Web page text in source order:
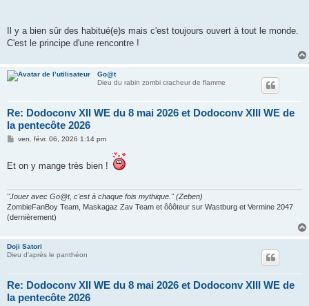
Il y a bien sûr des habitué(e)s mais c'est toujours ouvert à tout le monde.
C'est le principe d'une rencontre !
Go@t
Dieu du rabin zombi cracheur de flamme
Re: Dodoconv XII WE du 8 mai 2026 et Dodoconv XIII WE de
la pentecôte 2026
M
s
a
ven. févr. 06, 2026 1:14 pm
Et on y mange très bien !
"Jouer avec Go@t, c'est à chaque fois mythique." (Zeben)
ZombieFanBoy Team, Maskagaz Zav Team et ôôôteur sur Wastburg et Vermine 2047
(dernièrement)
Doji Satori
Dieu d'après le panthéon
Re: Dodoconv XII WE du 8 mai 2026 et Dodoconv XIII WE de
la pentecôte 2026